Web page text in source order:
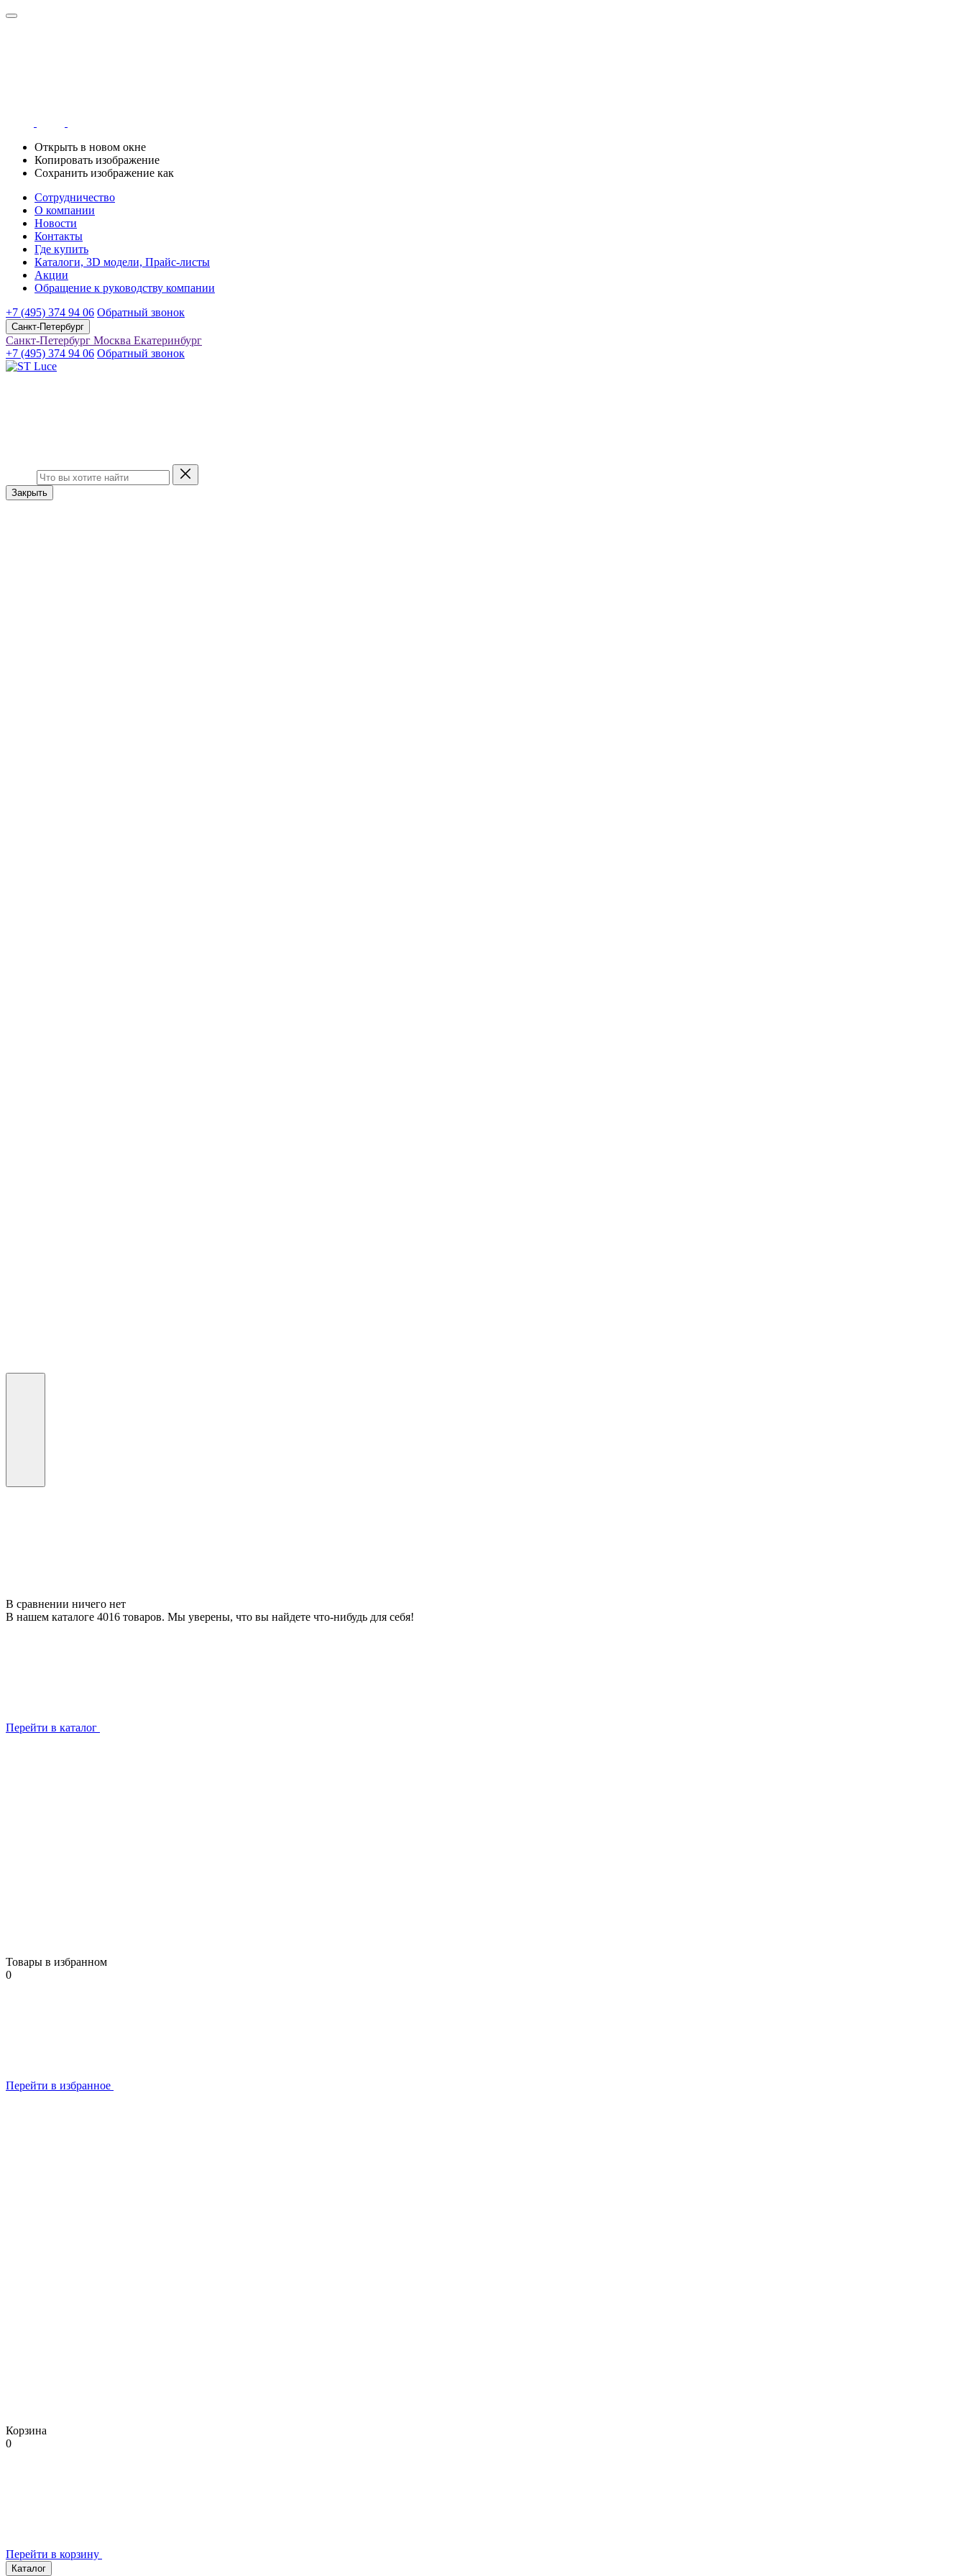
Открыть в новом окне
Копировать изображение
Сохранить изображение как
Сотрудничество
О компании
Новости
Контакты
Где купить
Каталоги, 3D модели, Прайс-листы
Акции
Обращение к руководству компании
+7 (495) 374 94 06 Обратный звонок
Санкт-Петербург
Санкт-Петербург Москва Екатеринбург
+7 (495) 374 94 06 Обратный звонок
Закрыть
В сравнении ничего нет
В нашем каталоге 4016 товаров. Мы уверены, что вы найдете что-нибудь для себя!
Перейти в каталог
Товары в избранном
0
Перейти в избранное
Корзина
0
Перейти в корзину
Каталог